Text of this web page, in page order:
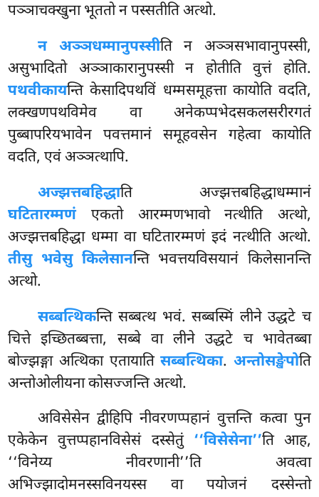
पञ्ञाचक्खुना भूततो न पस्सतीति अत्थो.
न अञ्ञधम्मानुपस्सीति न अञ्ञसभावानुपस्सी,
असुभादितो अञ्ञाकारानुपस्सी न होतीति वुत्तं होति.
पथवीकायन्ति केसादिपथविं धम्मसमूहत्ता कायोति वदति,
लक्खणपथविमेव वा अनेकप्पभेदसकलसरीरगतं
पुब्बापरियभावेन पवत्तमानं समूहवसेन गहेत्वा कायोति
वदति, एवं अञ्ञत्थापि.
अज्झत्तबहिद्धाति अज्झत्तबहिद्धाधम्मानं
घटितारम्मणंएकतो आरम्मणभावो नत्थीति अत्थो,
अज्झत्तबहिद्धा धम्मा वा घटितारम्मणं इदं नत्थीति अत्थो.
तीसु भवेसु किलेसानन्ति भवत्तयविसयानं किलेसानन्ति
अत्थो.
सब्बत्थिकन्ति सब्बत्थ भवं. सब्बस्मिं लीने उद्धटे च
चित्ते इच्छितब्बत्ता, सब्बे वा लीने उद्धटे च भावेतब्बा
बोज्झङ्गा अत्थिका एतायातिसब्बत्थिका. अन्तोसङ्खेपोति
अन्तोओलीयना कोसज्जन्ति अत्थो.
अविसेसेन द्वीहिपि नीवरणप्पहानं वुत्तन्ति कत्वा पुन
एकेकेन वुत्तप्पहानविसेसं दस्सेतुं ‘‘विसेसेना’’ति आह,
‘‘विनेय्य नीवरणानी’’ति अवत्वा
अभिज्झादोमनस्सविनयस्स वा पयोजनं दस्सेन्तो